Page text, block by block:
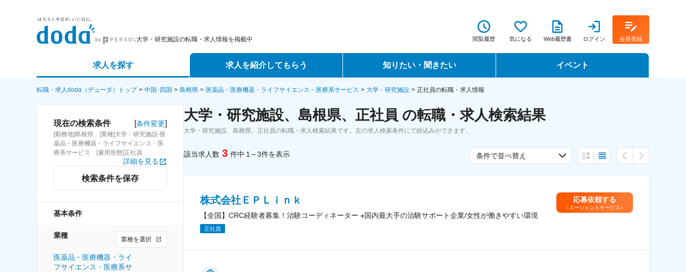
大学・研究施設の転職・求人情報を掲載中 閲覧履歴 気になる Web履歴書 ログイン 会員登録
求人を探す
詳細条件から探す
求人特集から探す
求人を紹介してもらう
エージェントサービス
スカウトサービス
知りたい・聞きたい
転職ノウハウ
データで見る転職
イベント
転職フェア
転職・求人doda（デューダ）トップ 中国･四国 島根県 医薬品・医療機器・ライフサイエンス・医療系サービス 大学・研究施設 正社員の転職・求人情報
現在の検索条件 [条件変更]
[勤務地]島根県 [業種]大学・研究施設-医
薬品・医療機器・ライフサイエンス・医
療系サービス [雇用形態]正社員
詳細を見る
検索条件を保存
基本条件
業種 業種を選択
医薬品・医療機器・ライ
フサイエンス・医療系サ
大学・研究施設、島根県、正社員 の転職・求人検索結果
大学・研究施設、島根県、正社員の転職・求人検索結果です。左の求人検索条件にて絞込みができます。
該当求人数 3 件中 1～3件を表示 条件で並べ替え
株式会社ＥＰＬｉｎｋ
【全国】CRC経験者募集！治験コーディネーター ※国内最大手の治験サポート企業/女性が働きやすい環境
正社員
応募依頼する
（エージェントサービス）